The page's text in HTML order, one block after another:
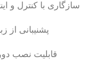
سازگاری با کنترل و
پشنیبانی از
قابلیت نصب